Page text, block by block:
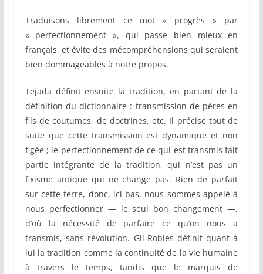
Traduisons librement ce mot « progrès » par
« perfectionnement », qui passe bien mieux en
français, et évite des mécompréhensions qui seraient
bien dommageables à notre propos.
Tejada définit ensuite la tradition, en partant de la
définition du dictionnaire : transmission de pères en
fils de coutumes, de doctrines, etc. Il précise tout de
suite que cette transmission est dynamique et non
figée ; le perfectionnement de ce qui est transmis fait
partie intégrante de la tradition, qui n’est pas un
fixisme antique qui ne change pas. Rien de parfait
sur cette terre, donc, ici-bas, nous sommes appelé à
nous perfectionner — le seul bon changement —,
d’où la nécessité de parfaire ce qu’on nous a
transmis, sans révolution. Gil-Robles définit quant à
lui la tradition comme la continuité de la vie humaine
à travers le temps, tandis que le marquis de